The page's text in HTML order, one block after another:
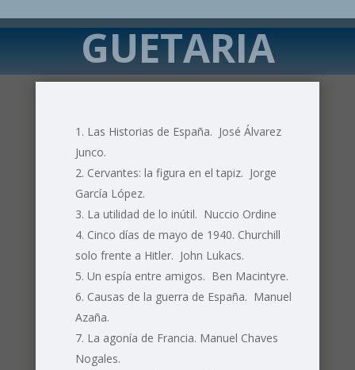
GUETARIA
Las Historias de España. José Álvarez
Junco.
Cervantes: la figura en el tapiz. Jorge
García López.
La utilidad de lo inútil. Nuccio Ordine
Cinco días de mayo de 1940. Churchill
solo frente a Hitler. John Lukacs.
Un espía entre amigos. Ben Macintyre.
Causas de la guerra de España. Manuel
Azaña.
La agonía de Francia. Manuel Chaves
Nogales.